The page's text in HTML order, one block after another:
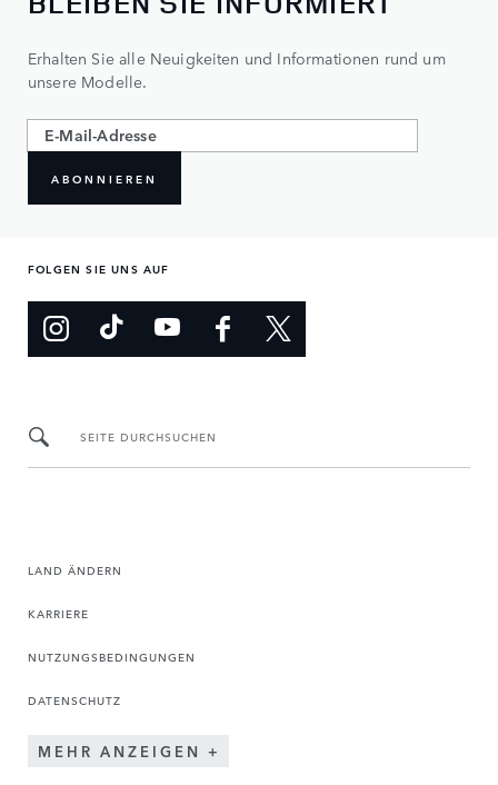
Erhalten Sie alle Neuigkeiten und Informationen rund um
unsere Modelle.
ABONNIEREN
FOLGEN SIE UNS AUF
SEITE DURCHSUCHEN
LAND ÄNDERN
KARRIERE
NUTZUNGSBEDINGUNGEN
DATENSCHUTZ
MEHR ANZEIGEN